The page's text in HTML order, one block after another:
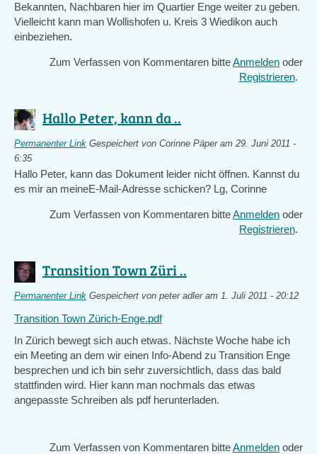
Bekannten, Nachbaren hier im Quartier Enge weiter zu geben.
Vielleicht kann man Wollishofen u. Kreis 3 Wiedikon auch
einbeziehen.
Zum Verfassen von Kommentaren bitteAnmelden oder
Registrieren.
Hallo Peter, kann da ..
Permanenter Link Gespeichert von Corinne Päperam 29. Juni 2011 -
6:35
Hallo Peter, kann das Dokument leider nicht öffnen. Kannst du
es mir an meineE-Mail-Adresse schicken? Lg, Corinne
Zum Verfassen von Kommentaren bitteAnmelden oder
Registrieren.
Transition Town Züri ..
Permanenter Link Gespeichert von peter adleram 1. Juli 2011 - 20:12
Transition Town Zürich-Enge.pdf
In Zürich bewegt sich auch etwas. Nächste Woche habe ich
ein Meeting an dem wir einen Info-Abend zu Transition Enge
besprechen und ich bin sehr zuversichtlich, dass das bald
stattfinden wird. Hier kann man nochmals das etwas
angepasste Schreiben als pdf herunterladen.
Zum Verfassen von Kommentaren bitteAnmelden oder